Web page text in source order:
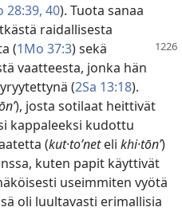
28:39, 40). Tuota sanaa
raidallisesta
(1Mo 37:3) sekä
vaatteesta, jonka hän
(2Sa 13:18).
), josta sotilaat heittivät
kappaleeksi kudottu
(kut·toʹneteli khi·tōnʹ)
kuten papit käyttivät
useimmiten vyötä
oli luultavasti erimallisia